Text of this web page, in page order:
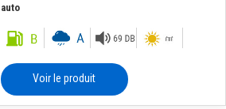
auto
Voir le produit